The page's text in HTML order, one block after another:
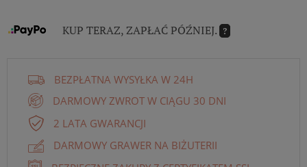
KUP TERAZ, ZAPŁAĆ PÓŹNIEJ. ?
BEZPŁATNA WYSYŁKA W 24H
DARMOWY ZWROT W CIĄGU 30 DNI
2 LATA GWARANCJI
DARMOWY GRAWER NA BIŻUTERII